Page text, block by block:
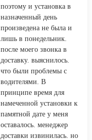
поэтому и установка в
назначенный день
произведена не была и
лишь в понедельник.
после моего звонка в
доставку. выяснилось.
что были проблемы с
водителями. В
принципе время для
намеченной установки к
памятной дате у меня
оставалось. менеджер
доставки извинилась. но